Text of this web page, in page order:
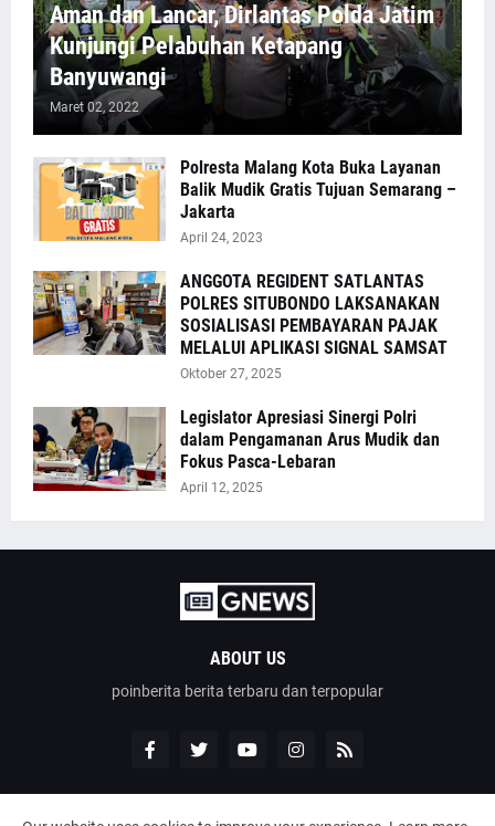
Aman dan Lancar, Dirlantas Polda Jatim
Kunjungi Pelabuhan Ketapang
Banyuwangi
Maret 02, 2022
Polresta Malang Kota Buka Layanan
Balik Mudik Gratis Tujuan Semarang –
Jakarta
April 24, 2023
ANGGOTA REGIDENT SATLANTAS
POLRES SITUBONDO LAKSANAKAN
SOSIALISASI PEMBAYARAN PAJAK
MELALUI APLIKASI SIGNAL SAMSAT
Oktober 27, 2025
Legislator Apresiasi Sinergi Polri
dalam Pengamanan Arus Mudik dan
Fokus Pasca-Lebaran
April 12, 2025
ABOUT US
poinberita berita terbaru dan terpopular